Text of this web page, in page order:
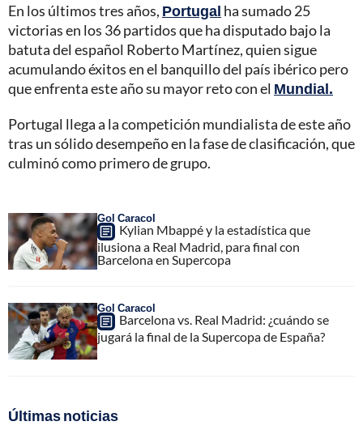
En los últimos tres años, Portugal ha sumado 25
victorias en los 36 partidos que ha disputado bajo la
batuta del español Roberto Martínez, quien sigue
acumulando éxitos en el banquillo del país ibérico pero
que enfrenta este año su mayor reto con el Mundial.
Portugal llega a la competición mundialista de este año
tras un sólido desempeño en la fase de clasificación, que
culminó como primero de grupo.
Gol Caracol
Kylian Mbappé y la estadística que
ilusiona a Real Madrid, para final con
Barcelona en Supercopa
Gol Caracol
Barcelona vs. Real Madrid: ¿cuándo se
jugará la final de la Supercopa de España?
Últimas noticias